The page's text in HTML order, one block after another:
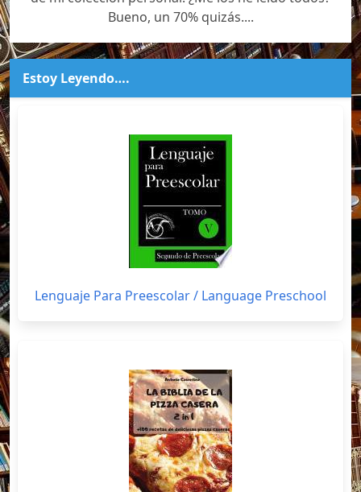
Bueno, un 70% quizás....
Estoy Leyendo….
Lenguaje Para Preescolar / Language Preschool